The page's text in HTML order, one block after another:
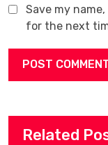
Save my
for the next
Related